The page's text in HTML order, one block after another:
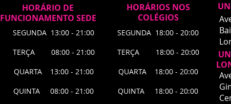
HORÁRIO DE
FUNCIONAMENTO SEDE
SEGUNDA 13:00 - 21:00
TERÇA 08:00 - 21:00
QUARTA 13:00 - 21:00
QUINTA 08:00 - 21:00
HORÁRIOS NOS
COLÉGIOS
SEGUNDA 18:00 - 20:00
TERÇA 18:00 - 20:00
QUARTA 18:00 - 20:00
QUINTA 18:00 - 20:00